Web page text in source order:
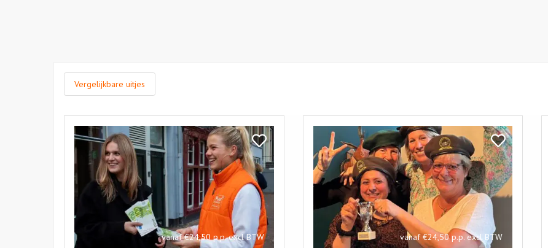
Vergelijkbare uitjes
Bekijk
Herken
de
Mol
vanaf €24,50 p.p. excl BTW
Bekijk
Herken
Mol
Bekijk
The
Great
Escape
vanaf €24,50 p.p. excl BTW
Bekijk
Great
Escape